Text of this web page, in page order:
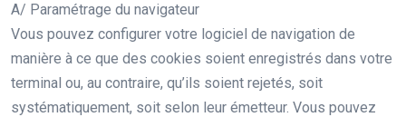
A/ Paramétrage du navigateur
Vous pouvez configurer votre logiciel de navigation de
manière à ce que des cookies soient enregistrés dans votre
terminal ou, au contraire, qu’ils soient rejetés, soit
systématiquement, soit selon leur émetteur. Vous pouvez